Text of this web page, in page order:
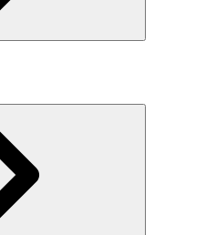
の取り組み（日本）
取り組み（米国/英語）
ストリー
用情報